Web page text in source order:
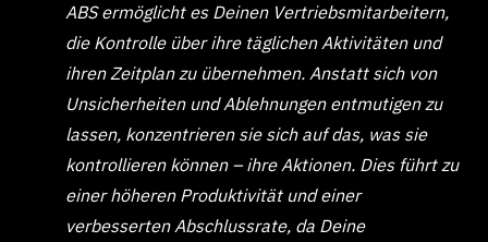
ABS ermöglicht es Deinen Vertriebsmitarbeitern,
die Kontrolle über ihre täglichen Aktivitäten und
ihren Zeitplan zu übernehmen. Anstatt sich von
Unsicherheiten und Ablehnungen entmutigen zu
lassen, konzentrieren sie sich auf das, was sie
kontrollieren können – ihre Aktionen. Dies führt zu
einer höheren Produktivität und einer
verbesserten Abschlussrate, da Deine